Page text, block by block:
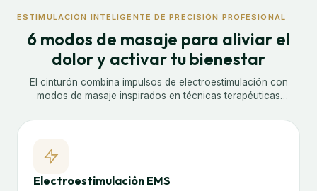
ESTIMULACIÓN INTELIGENTE DE PRECISIÓN PROFESIONAL
6 modos de masaje para aliviar el
dolor y activar tu bienestar
El cinturón combina impulsos de electroestimulación con
modos de masaje inspirados en técnicas terapéuticas
abdominal en profundidad para un alivio real y duradero.
Electroestimulación EMS